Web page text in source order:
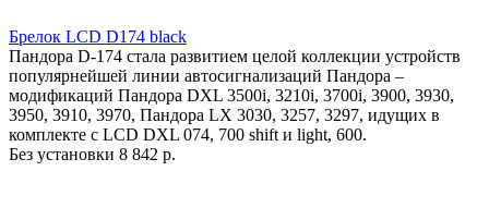
Брелок LCD D174 black
Пандора D-174 стала развитием целой коллекции устройств
популярнейшей линии автосигнализаций Пандора –
модификаций Пандора DXL 3500i, 3210i, 3700i, 3900, 3930,
3950, 3910, 3970, Пандора LX 3030, 3257, 3297, идущих в
комплекте с LCD DXL 074, 700 shift и light, 600.
Без установки 8 842 р.